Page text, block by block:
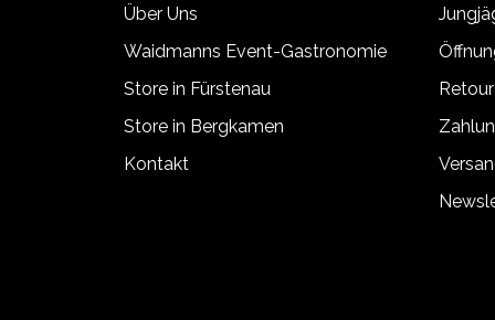
Über Uns
Waidmanns Event-Gastronomie
Store in Fürstenau
Store in Bergkamen
Kontakt